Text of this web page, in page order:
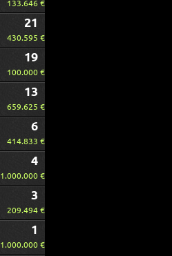
133.646 €
21
430.595 €
19
100.000 €
13
659.625 €
6
414.833 €
4
1.000.000 €
3
209.494 €
1
1.000.000 €